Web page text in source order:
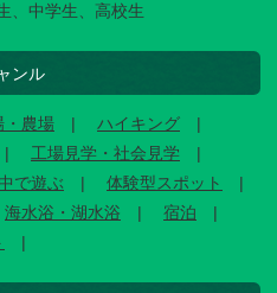
、中学生、高校生
ンル
・農場
ハイキング
工場見学・社会見学
で遊ぶ
体験型スポット
海水浴・湖水浴
宿泊